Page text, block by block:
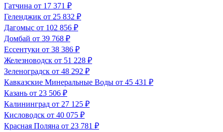
Гатчина от 17 371 ₽
Геленджик от 25 832 ₽
Дагомыс от 102 856 ₽
Домбай от 39 768 ₽
Ессентуки от 38 386 ₽
Железноводск от 51 228 ₽
Зеленоградск от 48 292 ₽
Кавказские Минеральные Воды от 45 431 ₽
Казань от 23 506 ₽
Калининград от 27 125 ₽
Кисловодск от 40 075 ₽
Красная Поляна от 23 781 ₽